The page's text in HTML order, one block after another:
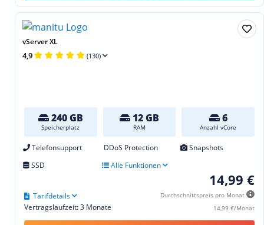
vServer XL
4,9 (130)
240 GB
Speicherplatz
12 GB
RAM
6
Anzahl vCore
Telefonsupport DDoS Protection
Snapshots
SSD
Alle Funktionen
14,99 €
Durchschnittspreis pro Monat
14,99 €/Monat
Vertragslaufzeit: 3 Monate
Tarifdetails